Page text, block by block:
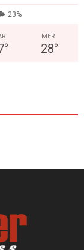
23%
°
MER
28°